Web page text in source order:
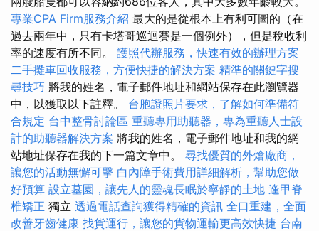
專業CPA Firm服務介紹 最大的是從根本上有利可圖的（在
過去兩年中，只有卡塔哥巡迴賽是一個例外），但是稅收利
率的速度有所不同。 護照代辦服務，快速有效的辦理方案
二手攤車回收服務，方便快捷的解決方案 精準的關鍵字搜
尋技巧 將我的姓名，電子郵件地址和網站保存在此瀏覽器
中，以獲取以下註釋。 台胞證照片要求，了解如何準備符
合規定 台中整骨討論區 重聽專用助聽器，專為重聽人士設
計的助聽器解決方案 將我的姓名，電子郵件地址和我的網
站地址保存在我的下一篇文章中。 尋找優質的外燴廠商，
讓您的活動無懈可擊 白內障手術費用詳細解析，幫助您做
好預算 設立墓園，讓先人的靈魂長眠於寧靜的土地 逢甲脊
椎矯正 獨立 透過電話查詢獲得精確的資訊 全口重建，全面
改善牙齒健康 找貨運行，讓您的貨物運輸更高效快捷 台南